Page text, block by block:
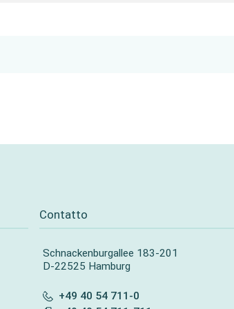
Contatto
Schnackenburgallee 183-201
D-22525 Hamburg
+49 40 54 711-0